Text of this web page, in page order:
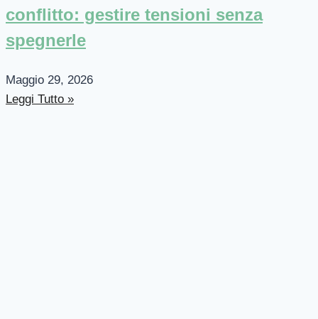
conflitto: gestire tensioni senza
spegnerle
Maggio 29, 2026
Leggi Tutto »